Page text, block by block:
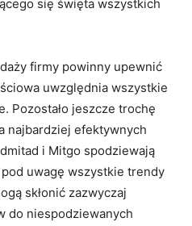
się święta wszystkich
firmy powinny upewnić
uwzględnia wszystkie
Pozostało jeszcze trochę
najbardziej efektywnych
i Mitgo spodziewają
uwagę wszystkie trendy
skłonić zazwyczaj
do niespodziewanych